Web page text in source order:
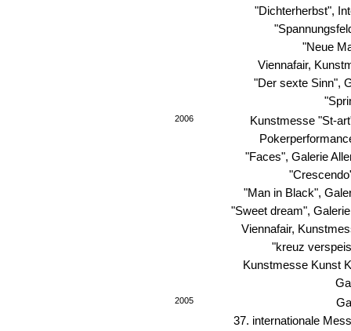
"Dichterherbst",
"Neue
Viennafair,
"Der sexte Sinn",
2006
Kunstmesse "St-
"Faces", Galerie
"Man in Black",
"Sweet dream",
Viennafair,
"kreuz
Kunstmesse Kunst
2005
37. internationale